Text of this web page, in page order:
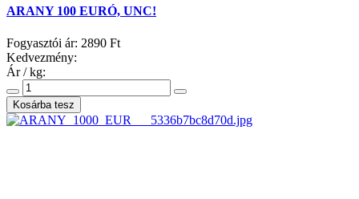
ARANY 100 EURÓ, UNC!
Fogyasztói ár: 2890 Ft
Kedvezmény:
Ár / kg: